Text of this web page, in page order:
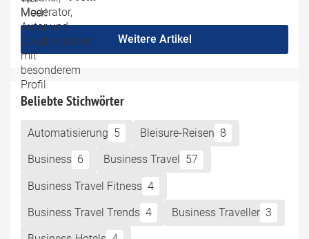
Weitere Artikel
Beliebte Stichwörter
Automatisierung 5 Bleisure-Reisen 8
Business 6 Business Travel 57
Business Travel Fitness 4
Business Travel Trends 4 Business Traveller 3